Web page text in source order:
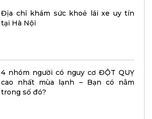
Địa chỉ khám sức khoẻ lái xe uy tín
tại Hà Nội
4 nhóm người có nguy cơ ĐỘT QUỴ
cao nhất mùa lạnh – Bạn có nằm
trong số đó?